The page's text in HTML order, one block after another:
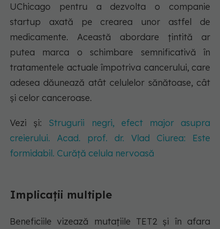
UChicago pentru a dezvolta o companie
startup axată pe crearea unor astfel de
medicamente. Această abordare țintită ar
putea marca o schimbare semnificativă în
tratamentele actuale împotriva cancerului, care
adesea dăunează atât celulelor sănătoase, cât
și celor canceroase.
Vezi și: Strugurii negri, efect major asupra
creierului. Acad. prof. dr. Vlad Ciurea: Este
formidabil. Curăță celula nervoasă
Implicații multiple
Beneficiile vizează mutațiile TET2 și în afara